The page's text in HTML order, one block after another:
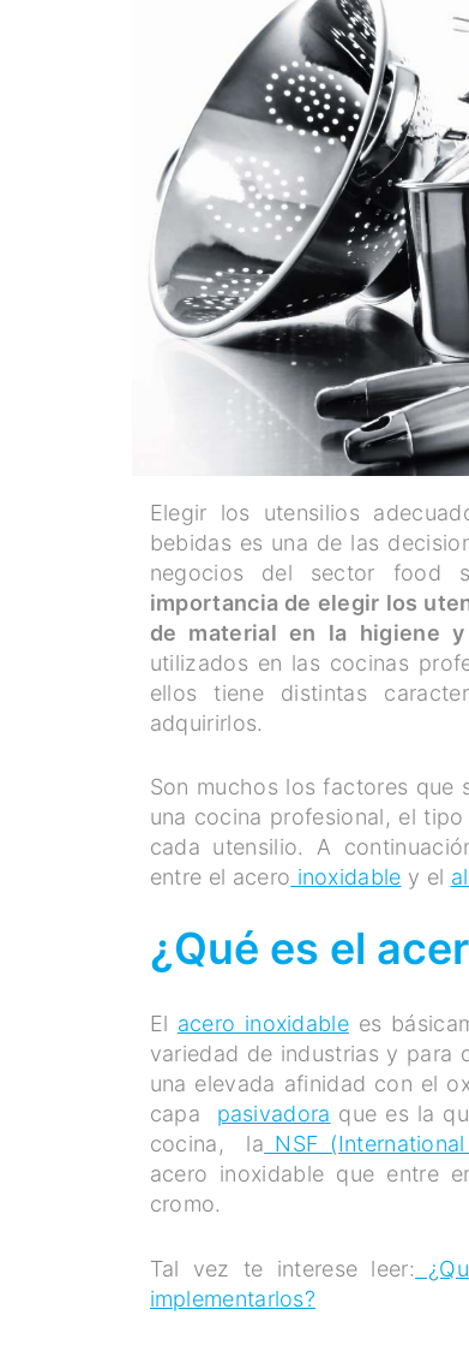
Elegir los utensilios
bebidas es una de las
negocios del sector food
importancia de elegir los
de material en la higiene
utilizados en las cocinas
ellos tiene distintas
adquirirlos.
Son muchos los factores que
una cocina profesional, el
cada utensilio. A
entre el acero inoxidable y el
¿Qué es el
El acero inoxidablees
variedad de industrias y para
una elevada afinidad con el
capa pasivadora que es la
cocina, la NSF
acero inoxidable que entre
cromo.
Tal vez te interese leer:
implementarlos?